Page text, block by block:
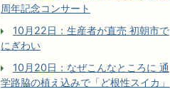
周年記念コンサート
10月22日：生産者が直売 初朝市で
にぎわい
10月20日：なぜこんなところに 通
学路脇の植え込みで「ど根性スイカ」